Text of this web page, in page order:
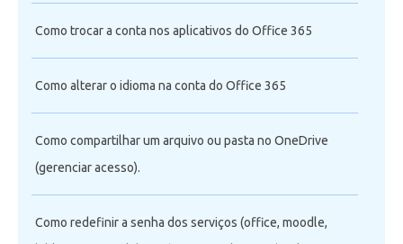
Como trocar a conta nos aplicativos do Office 365
Como alterar o idioma na conta do Office 365
Como compartilhar um arquivo ou pasta no OneDrive
(gerenciar acesso).
Como redefinir a senha dos serviços (office, moodle,